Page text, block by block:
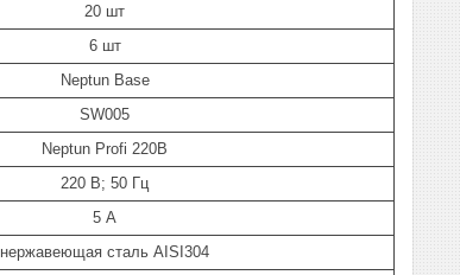
20 шт
6 шт
Neptun Base
SW005
Neptun Profi 220B
220 В; 50 Гц
5 А
нержавеющая сталь AISI304